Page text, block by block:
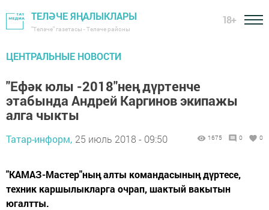
ТЕЛӘЧЕ ЯҢАЛЫКЛАРЫ
"Теләче" газетасы - Теләче районы
18+
ЦЕНТРАЛЬНЫЕ НОВОСТИ
"Ефәк юлы -2018"нең дүртенче
этабында Андрей Каргинов экипажы
алга чыкты
Татар-информ, 25 июль 2018 - 09:50 1675 0 0
"КАМАЗ-Мастер"ның алты командасының дүртесе,
техник каршылыкларга очрап, шактый вакытын
югалтты.